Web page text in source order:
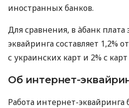
иностранных банков.
Для сравнения, в àбанк плата
эквайринга составляет 1,2%
с украинских карт и 2% с
Об интернет-
Работа интернет-эквайринга